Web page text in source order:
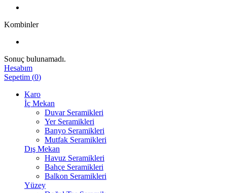
Kombinler
Sonuç bulunamadı.
Hesabım
Sepetim (0)
Karo
İç Mekan
Duvar Seramikleri
Yer Seramikleri
Banyo Seramikleri
Mutfak Seramikleri
Dış Mekan
Havuz Seramikleri
Bahçe Seramikleri
Balkon Seramikleri
Yüzey